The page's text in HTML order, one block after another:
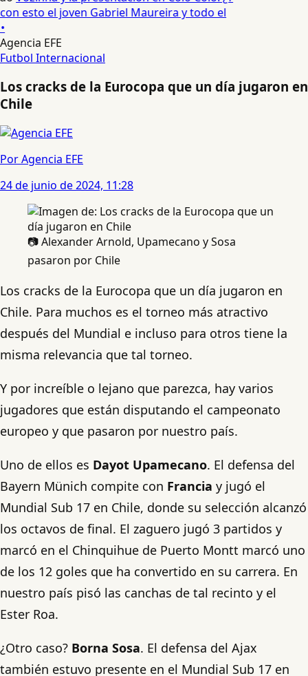
esto el joven Gabriel Maureira y todo el
Agencia EFE
Futbol Internacional
Los cracks de la Eurocopa que un día jugaron en
Chile
Por Agencia EFE
24 de junio de 2024, 11:28
📷 Alexander Arnold, Upamecano y Sosa
pasaron por Chile
Los cracks de la Eurocopa que un día jugaron en
Chile. Para muchos es el torneo más atractivo
después del Mundial e incluso para otros tiene la
misma relevancia que tal torneo.
Y por increíble o lejano que parezca, hay varios
jugadores que están disputando el campeonato
europeo y que pasaron por nuestro país.
Uno de ellos es Dayot Upamecano. El defensa del
Bayern Münich compite con Francia y jugó el
Mundial Sub 17 en Chile, donde su selección alcanzó
los octavos de final. El zaguero jugó 3 partidos y
marcó en el Chinquihue de Puerto Montt marcó uno
de los 12 goles que ha convertido en su carrera. En
nuestro país pisó las canchas de tal recinto y el
Ester Roa.
¿Otro caso? Borna Sosa. El defensa del Ajax
también estuvo presente en el Mundial Sub 17 en